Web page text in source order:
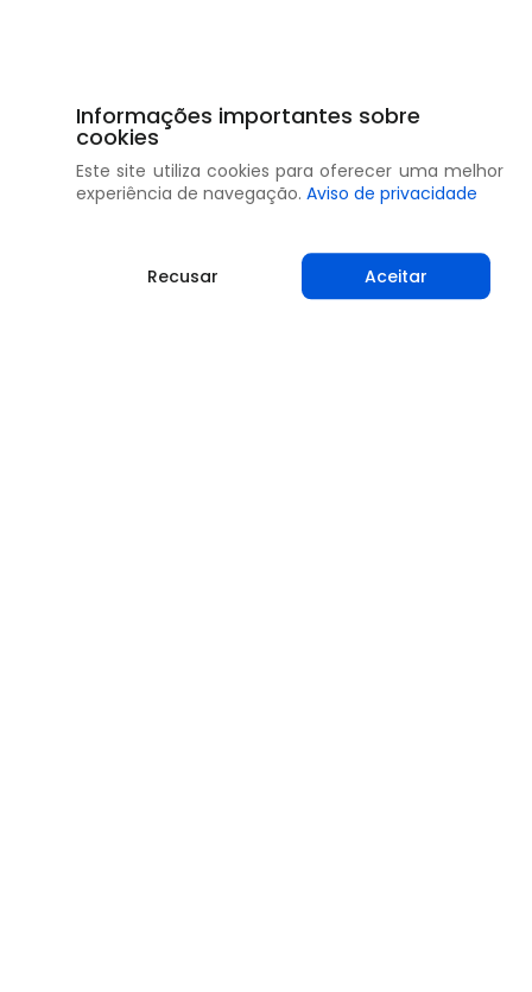
Informações importantes sobre
cookies
Este site utiliza cookies para oferecer uma melhor
experiência de navegação. Aviso de privacidade
Recusar Aceitar